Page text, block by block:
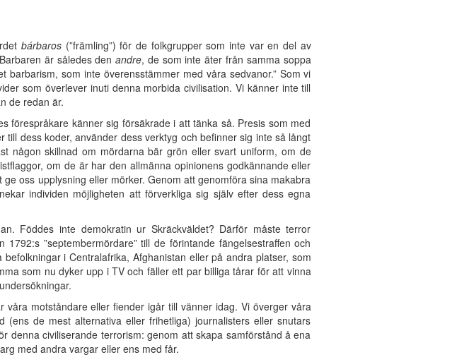
bárbaros(”främling”) för de folkgrupper som inte var en del av
är således denandre, de som inte äter från samma soppa
som inte överensstämmer med våra sedvanor.” Som vi
som överlever inuti denna morbida civilisation. Vi känner inte till
de redan är.
förespråkare känner sig försäkrade i att tänka så. Presis som med
dess koder, använder dess verktyg och befinner sig inte så långt
någon skillnad om mördarna bär grön eller svart uniform, om de
om de är har den allmänna opinionens godkännande eller
oss upplysning eller mörker. Genom att genomföra sina makabra
individen möjligheten att förverkliga sig själv efter dess egna
Föddes inte demokratin ur Skräckväldet? Därför måste terror
”septembermördare” till de förintande fängelsestraffen och
i Centralafrika, Afghanistan eller på andra platser, som
som nu dyker upp i TV och fäller ett par billiga tårar för att vinna
motståndare eller fiender igår till vänner idag. Vi överger våra
de mest alternativa eller frihetliga) journalisters eller snutars
denna civiliserande terrorism: genom att skapa samförstånd å ena
med andra vargar eller ens med får.